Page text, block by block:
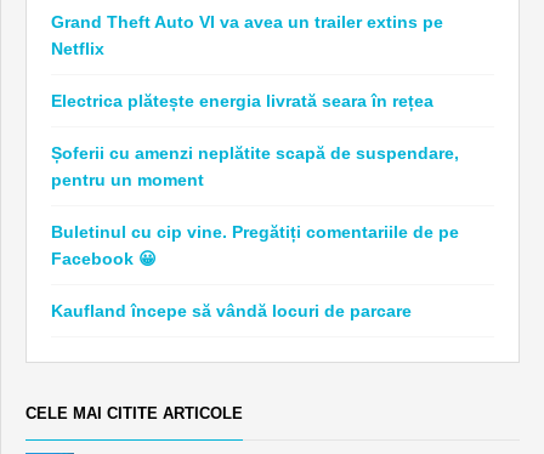
Grand Theft Auto VI va avea un trailer extins pe
Netflix
Electrica plătește energia livrată seara în rețea
Șoferii cu amenzi neplătite scapă de suspendare,
pentru un moment
Buletinul cu cip vine. Pregătiți comentariile de pe
Facebook 😀
Kaufland începe să vândă locuri de parcare
CELE MAI CITITE ARTICOLE